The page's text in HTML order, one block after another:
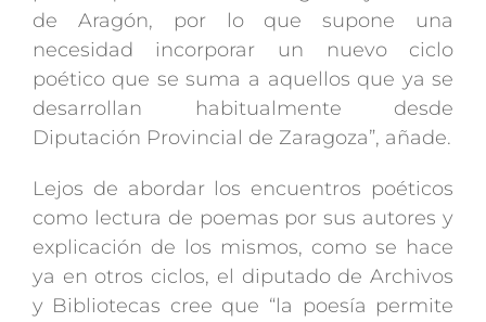
de Aragón, por lo que supone una
necesidad incorporar un nuevo ciclo
poético que se suma a aquellos que ya se
desarrollan habitualmente desde
Diputación Provincial de Zaragoza”, añade.
Lejos de abordar los encuentros poéticos
como lectura de poemas por sus autores y
explicación de los mismos, como se hace
ya en otros ciclos, el diputado de Archivos
y Bibliotecas cree que “la poesía permite